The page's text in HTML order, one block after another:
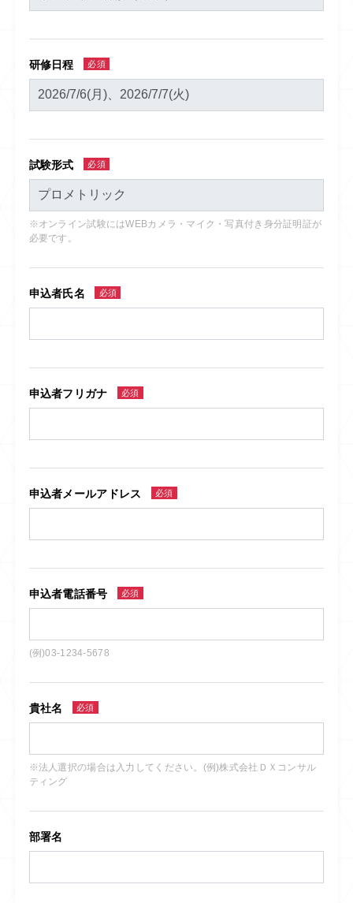
研修日程 必須
試験形式 必須
※オンライン試験にはWEBカメラ・マイク・写真付き身分証明証が
必要です。
申込者氏名 必須
申込者フリガナ 必須
申込者メールアドレス 必須
申込者電話番号 必須
(例)03-1234-5678
貴社名 必須
※法人選択の場合は入力してください。(例)株式会社ＤＸコンサル
ティング
部署名